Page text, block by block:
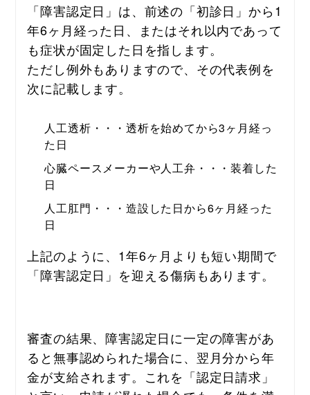
「障害認定日」は、前述の「初診日」から1
年6ヶ月経った日、またはそれ以内であって
も症状が固定した日を指します。
ただし例外もありますので、その代表例を
次に記載します。
人工透析・・・透析を始めてから3ヶ月経っ
た日
心臓ペースメーカーや人工弁・・・装着した
日
人工肛門・・・造設した日から6ヶ月経った
日
上記のように、1年6ヶ月よりも短い期間で
「障害認定日」を迎える傷病もあります。
審査の結果、障害認定日に一定の障害があ
ると無事認められた場合に、翌月分から年
金が支給されます。これを「認定日請求」